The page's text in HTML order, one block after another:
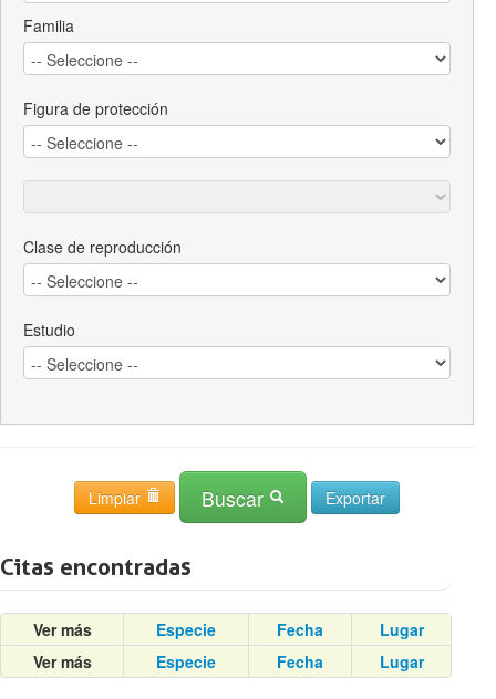
Familia
Figura de protección
Clase de reproducción
Estudio
Limpiar Buscar
Citas encontradas
Ver más Especie Fecha
Lugar
Ver más
Especie Fecha Lugar